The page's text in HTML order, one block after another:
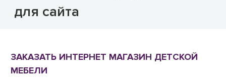
ЗАКАЗАТЬ ИНТЕРНЕТ МАГАЗИН ДЕТСКОЙ
МЕБЕЛИ
для сайта